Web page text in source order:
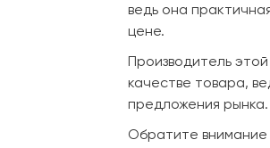
ведь она
цене.
Производитель
качестве товара,
предложения рынка.
Обратите